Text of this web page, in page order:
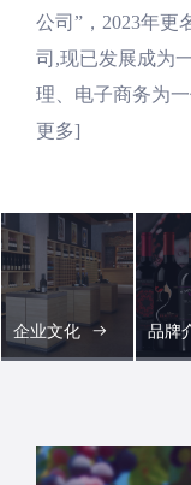
公司”，2023年更
司,现已发展成为
理、电子商务为
更多]
企业文化 品牌